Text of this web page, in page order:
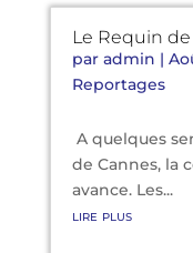
Le Requin
par admin |
Reportages
A quelques
de Cannes, la
avance. Les...
lire plus